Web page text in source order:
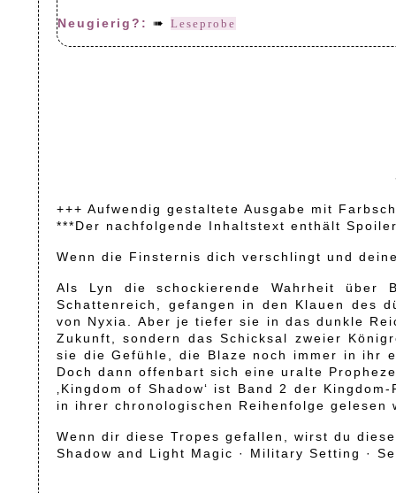
Neugierig?: ➠ Leseprobe
+++ Aufwendig gestaltete Ausgabe mit
***Der nachfolgende Inhaltstext enthält
Wenn die Finsternis dich verschlingt und
Als Lyn die schockierende Wahrheit
Schattenreich, gefangen in den Klauen des
von Nyxia. Aber je tiefer sie in das dunkle
Zukunft, sondern das Schicksal zweier
sie die Gefühle, die Blaze noch immer in ihr
Doch dann offenbart sich eine uralte
‚Kingdom of Shadow‘ ist Band 2 der
in ihrer chronologischen Reihenfolge gelesen
Wenn dir diese Tropes gefallen, wirst du
Shadow and Light Magic · Military Setting ·